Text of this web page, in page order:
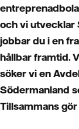
och vi utvecklar
jobbar du i en
hållbar framtid.
söker vi en
Södermanland
Tillsammans